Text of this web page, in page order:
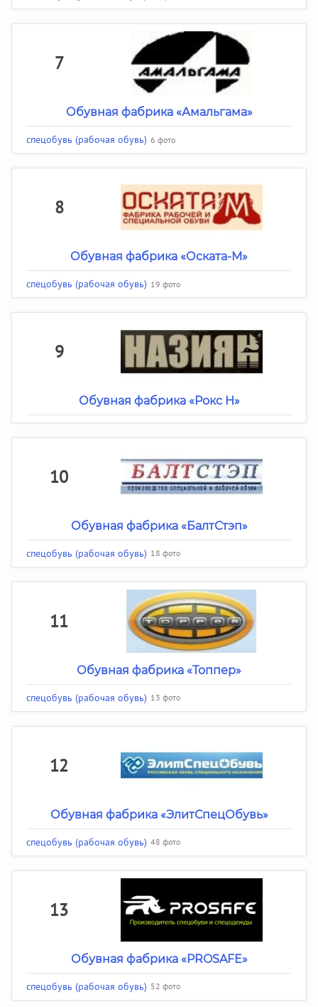
7
Обувная фабрика «Амальгама»
спецобувь (рабочая обувь) 6 фото
8
Обувная фабрика «Оската-М»
спецобувь (рабочая обувь) 19 фото
9
Обувная фабрика «Рокс Н»
10
Обувная фабрика «БалтСтэп»
спецобувь (рабочая обувь) 18 фото
11
Обувная фабрика «Топпер»
спецобувь (рабочая обувь) 13 фото
12
Обувная фабрика «ЭлитСпецОбувь»
спецобувь (рабочая обувь) 48 фото
13
Обувная фабрика «PROSAFE»
спецобувь (рабочая обувь) 52 фото